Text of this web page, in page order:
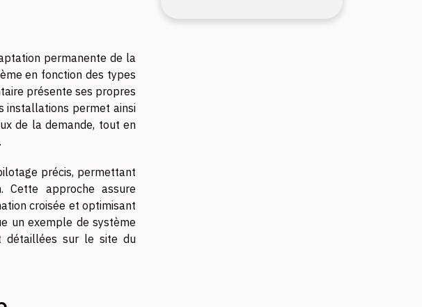
permanente de la
en fonction des types
présente ses propres
installations permet ainsi
de la demande, tout en
précis, permettant
Cette approche assure
croisée et optimisant
un exemple de système
détaillées sur le site du